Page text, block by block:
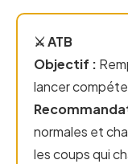
⚔️ ATB
Objectif :
lancer
normales et
les coups qui